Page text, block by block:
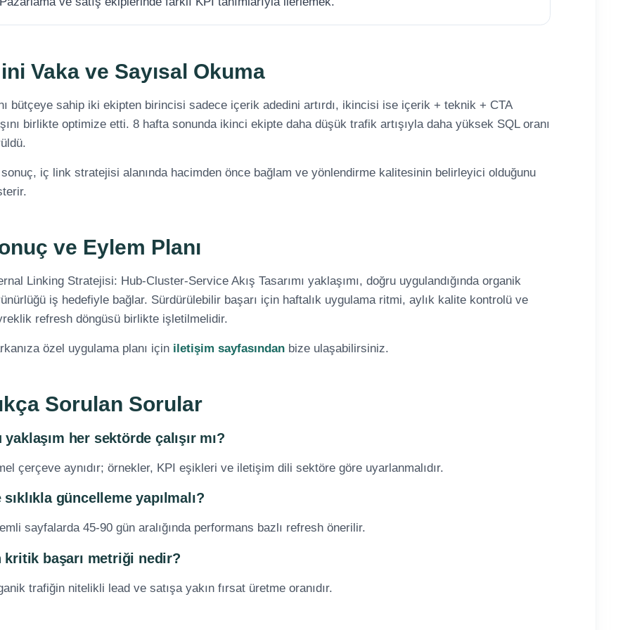
Vaka ve Sayısal Okuma
bütçeye sahip iki ekipten birincisi sadece içerik adedini artırdı, ikincisi ise içerik + teknik + CTA
birlikte optimize etti. 8 hafta sonunda ikinci ekipte daha düşük trafik artışıyla daha yüksek SQL oranı
iç link stratejisi alanında hacimden önce bağlam ve yönlendirme kalitesinin belirleyici olduğunu
ve Eylem Planı
Linking Stratejisi: Hub-Cluster-Service Akış Tasarımı yaklaşımı, doğru uygulandığında organik
iş hedefiyle bağlar. Sürdürülebilir başarı için haftalık uygulama ritmi, aylık kalite kontrolü ve
refresh döngüsü birlikte işletilmelidir.
özel uygulama planı için iletişim sayfasından bize ulaşabilirsiniz.
Sorulan Sorular
yaklaşım her sektörde çalışır mı?
çerçeve aynıdır; örnekler, KPI eşikleri ve iletişim dili sektöre göre uyarlanmalıdır.
sıklıkla güncelleme yapılmalı?
sayfalarda 45-90 gün aralığında performans bazlı refresh önerilir.
kritik başarı metriği nedir?
trafiğin nitelikli lead ve satışa yakın fırsat üretme oranıdır.